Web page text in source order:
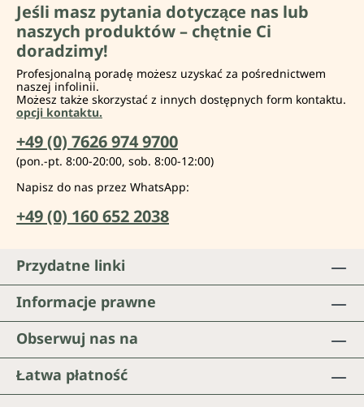
Jeśli masz pytania dotyczące nas lub
naszych produktów – chętnie Ci
doradzimy!
Profesjonalną poradę możesz uzyskać za pośrednictwem
naszej infolinii.
Możesz także skorzystać z innych dostępnych form kontaktu.
opcji kontaktu.
+49 (0) 7626 974 9700
(pon.-pt. 8:00-20:00, sob. 8:00-12:00)
Napisz do nas przez WhatsApp:
+49 (0) 160 652 2038
Obserwuj nas na
Łatwa płatność
Przydatne linki
Informacje prawne